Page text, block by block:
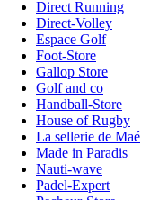
Direct Running
Direct-Volley
Espace Golf
Foot-Store
Gallop Store
Golf and co
Handball-Store
House of Rugby
La sellerie de Maé
Made in Paradis
Nauti-wave
Padel-Expert